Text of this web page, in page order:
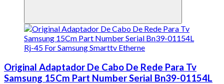
Original Adaptador De Cabo De Rede Para Tv
Samsung 15Cm Part Number Serial Bn39-01154L